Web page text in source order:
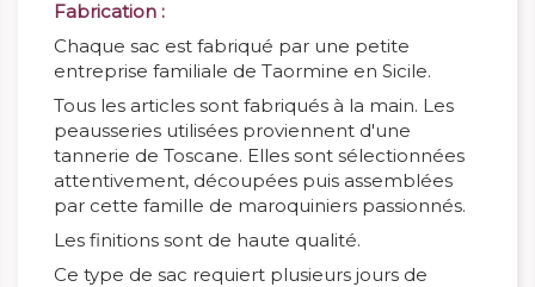
Fabrication :
Chaque sac est fabriqué par une petite
entreprise familiale de Taormine en Sicile.
Tous les articles sont fabriqués à la main. Les
peausseries utilisées proviennent d'une
tannerie de Toscane. Elles sont sélectionnées
attentivement, découpées puis assemblées
par cette famille de maroquiniers passionnés.
Les finitions sont de haute qualité.
Ce type de sac requiert plusieurs jours de